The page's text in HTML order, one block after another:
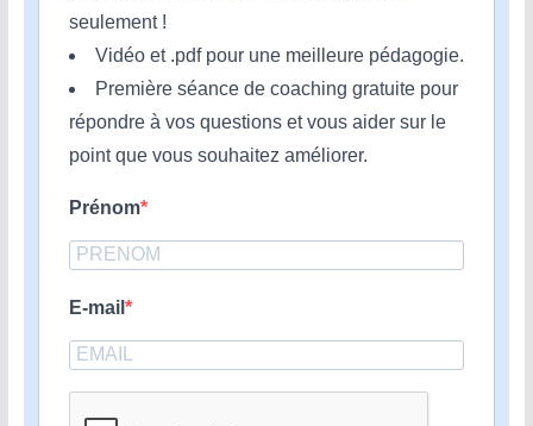
seulement !
Vidéo et .pdf pour une meilleure pédagogie.
Première séance de coaching gratuite pour
répondre à vos questions et vous aider sur le
point que vous souhaitez améliorer.
Prénom
E-mail